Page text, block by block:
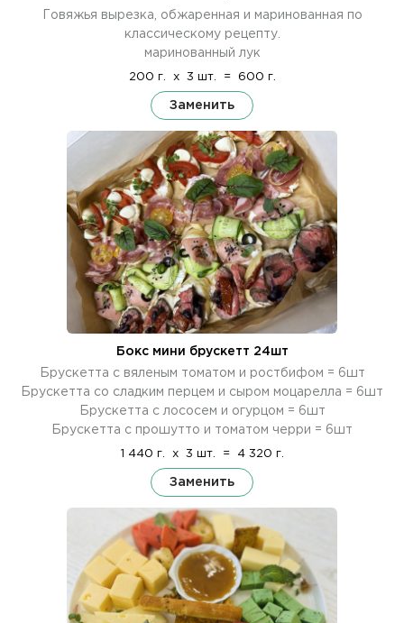
Говяжья вырезка, обжаренная и маринованная по
классическому рецепту.
маринованный лук
200 г. x 3 шт. = 600 г.
Заменить
Бокс мини брускетт 24шт
Брускетта с вяленым томатом и ростбифом = 6шт
Брускетта со сладким перцем и сыром моцарелла = 6шт
Брускетта с лососем и огурцом = 6шт
Брускетта с прошутто и томатом черри = 6шт
1 440 г. x 3 шт. = 4 320 г.
Заменить